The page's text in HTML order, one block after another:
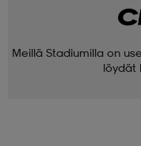
Meillä Stadiumilla on
löydät